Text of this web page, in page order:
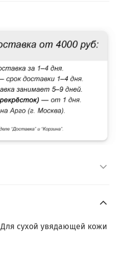
сухой увядающей кожи